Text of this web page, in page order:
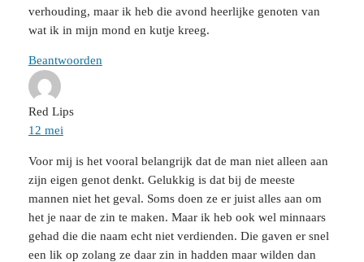
verhouding, maar ik heb die avond heerlijke genoten van
wat ik in mijn mond en kutje kreeg.
Beantwoorden
Red Lips
12 mei
Voor mij is het vooral belangrijk dat de man niet alleen aan
zijn eigen genot denkt. Gelukkig is dat bij de meeste
mannen niet het geval. Soms doen ze er juist alles aan om
het je naar de zin te maken. Maar ik heb ook wel minnaars
gehad die die naam echt niet verdienden. Die gaven er snel
een lik op zolang ze daar zin in hadden maar wilden dan